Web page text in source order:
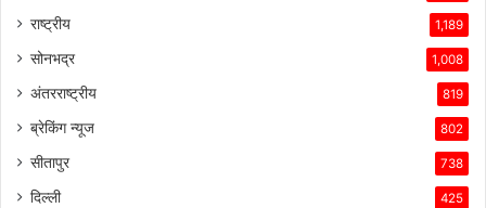
राष्ट्रीय 1,189
सोनभद्र 1,008
अंतरराष्ट्रीय 819
ब्रेकिंग न्यूज 802
सीतापुर 738
दिल्ली 425